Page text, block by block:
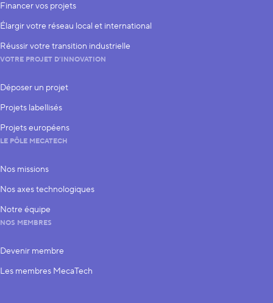
Financer vos projets
Élargir votre réseau local et international
Réussir votre transition industrielle
VOTRE PROJET D’INNOVATION
Déposer un projet
Projets labellisés
Projets européens
LE PÔLE MECATECH
Nos missions
Nos axes technologiques
Notre équipe
NOS MEMBRES
Devenir membre
Les membres MecaTech